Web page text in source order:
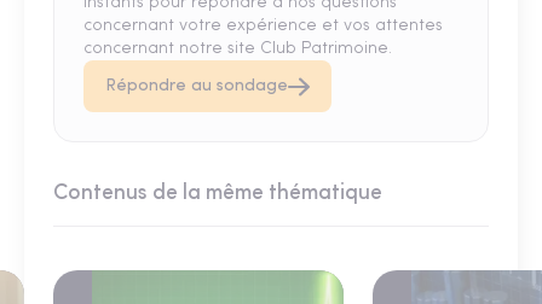
concernant votre expérience et vos attentes
concernant notre site Club Patrimoine.
Répondre au sondage
Contenus de la même thématique